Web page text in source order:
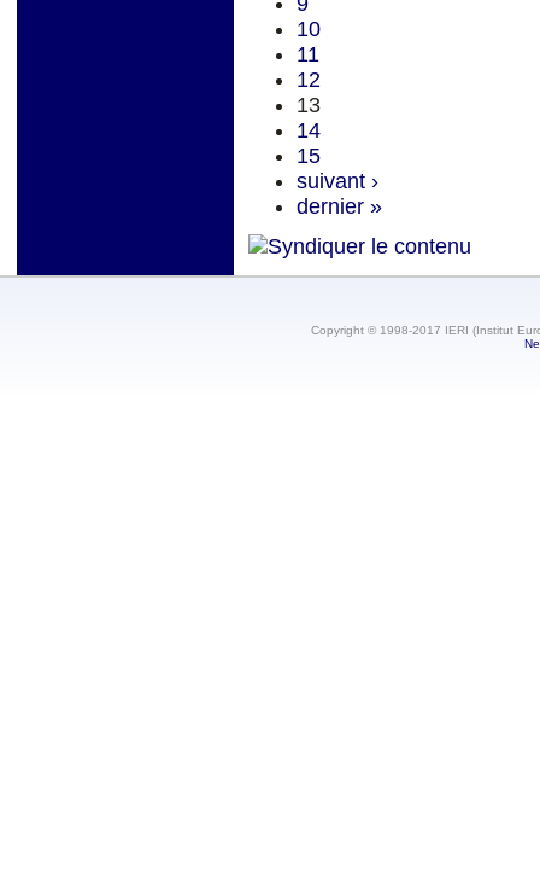
10
11
12
13
14
15
suivant ›
dernier »
Copyright © 1998-2017 IERI (Institut